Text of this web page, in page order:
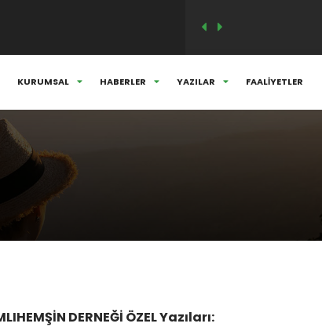
HER DAİM ANIYORUZ...
KURUMSAL HABERLER YAZILAR FAALİYETLER
DERNEĞİ ÖZEL Yazıları: